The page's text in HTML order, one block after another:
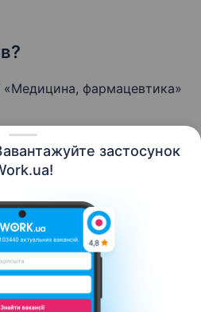
застосунок
«Медицина, фармацевтика»